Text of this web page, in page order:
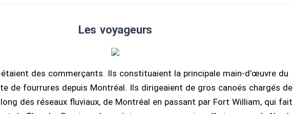
Les voyageurs
des commerçants. Ils constituaient la principale main-d’œuvre du
de fourrures depuis Montréal. Ils dirigeaient de gros canoës chargés de
des réseaux fluviaux, de Montréal en passant par Fort William, qui fait